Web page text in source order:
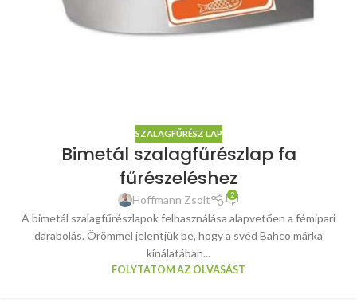
SZALAGFŰRÉSZ LAP
Bimetál szalagfűrészlap fa
fűrészeléshez
Hoffmann Zsolt 2
A bimetál szalagfűrészlapok felhasználása alapvetően a fémipari
darabolás. Örömmel jelentjük be, hogy a svéd Bahco márka
kínálatában...
FOLYTATOM AZ OLVASÁST